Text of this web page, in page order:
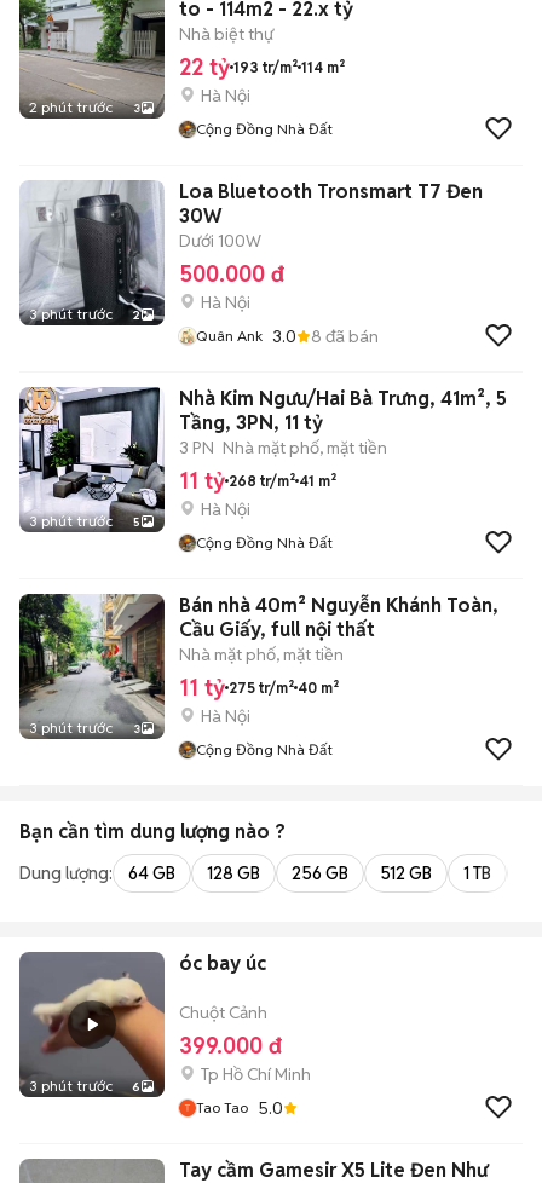
2 phút trước 3
to - 114m2 - 22.x tỷ
Nhà biệt thự
22 tỷ 193 tr/m² 114 m²
Hà Nội
Cộng Đồng Nhà Đất
3 phút trước 2
Loa Bluetooth Tronsmart T7 Đen
30W
Dưới 100W
500.000 đ
Hà Nội
Quân Ank 3.0 8 đã bán
3 phút trước 5
Nhà Kim Ngưu/Hai Bà Trưng, 41m², 5
Tầng, 3PN, 11 tỷ
3 PN Nhà mặt phố, mặt tiền
11 tỷ 268 tr/m² 41 m²
Hà Nội
Cộng Đồng Nhà Đất
3 phút trước 3
Bán nhà 40m² Nguyễn Khánh Toàn,
Cầu Giấy, full nội thất
Nhà mặt phố, mặt tiền
11 tỷ 275 tr/m² 40 m²
Hà Nội
Cộng Đồng Nhà Đất
Bạn cần tìm dung lượng nào ?
Dung lượng: 64 GB 128 GB 256 GB 512 GB 1 TB
3 phút trước 6
óc bay úc
Chuột Cảnh
399.000 đ
Tp Hồ Chí Minh
Tao Tao 5.0
Tay cầm Gamesir X5 Lite Đen Như